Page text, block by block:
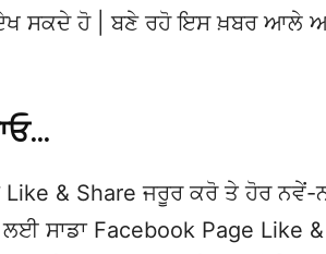
ਦੇਖ ਸਕਦੇ ਹੋ | ਬਣੇ ਰਹੋ ਇਸ ਖ਼ਬਰ ਆਲੇ
& Share ਜਰੂਰ ਕਰੋ ਤੇ ਹੋਰ ਨਵੇਂ-
ਸਾਡਾ Facebook Page Like